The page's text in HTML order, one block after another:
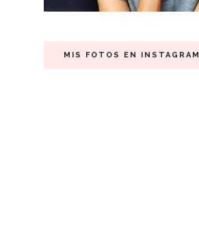
MIS FOTOS EN INSTAGRAM